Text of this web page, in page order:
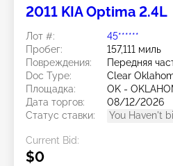
2011 KIA Optima 2.4L
Лот #:
45******
Пробег:
157,111 миль
Повреждения:
Передняя
Doc Type:
Clear
Площадка:
OK -
Дата торгов:
08/12/2026
Статус ставки:
You Haven't
Current Bid:
$0